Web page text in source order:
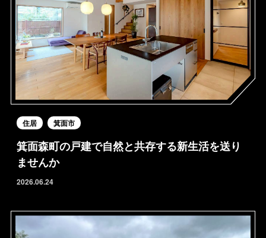
住居 箕面市
箕面森町の戸建で自然と共存する新生活を送り
ませんか
2026.06.24